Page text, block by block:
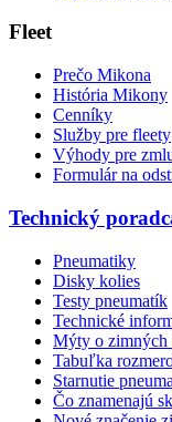
Fleet
Prečo Mikona
História Mikony
Cenníky
Služby pre fleety
Výhody pre
Formulár na
Technický
Pneumatiky
Disky kolies
Testy pneumatík
Technické
Mýty o zimných
Tabuľka
Starnutie
Čo znamenajú